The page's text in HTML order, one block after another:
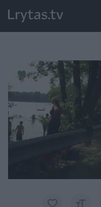
Paremkite Ukrainą